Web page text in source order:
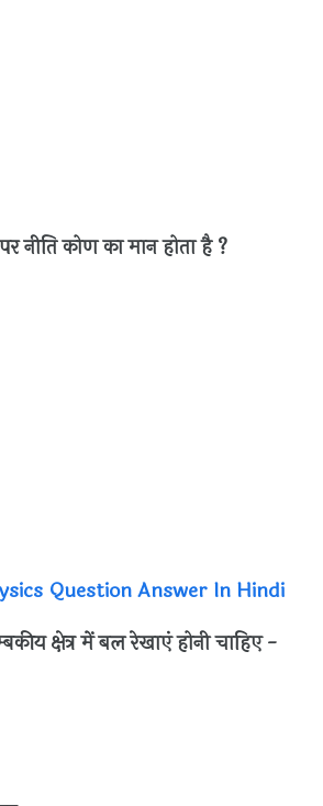
परनीतिकोणकामानहोताहै?
Question Answer In Hindi
क्षेत्रमेंबलरेखाएंहोनीचाहिए-